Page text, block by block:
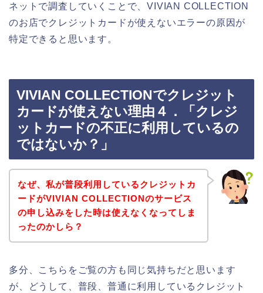
ネットで調査していくことで、VIVIAN COLLECTION
のお店でクレジットカードが使えないエラーの原因が
特定できると思います。
VIVIAN COLLECTIONでクレジット
カードが使えない理由４．「クレジ
ットカードの不正に利用しているの
ではないか？」
なぜ、私が普段利用しているクレジットカ
ードがVIVIAN COLLECTIONのサービス
の申し込みをした時は使えなくなってしま
ったのかしら？
多分、こちらをご覧の方も同じ気持ちだと思います
が、どうして、普段、普通に利用しているクレジット